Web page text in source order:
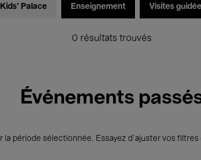
Kids’ Palace Enseignement Visites
0 résultats trouvés
Événements
la période sélectionnée. Essayez d’ajuster vos